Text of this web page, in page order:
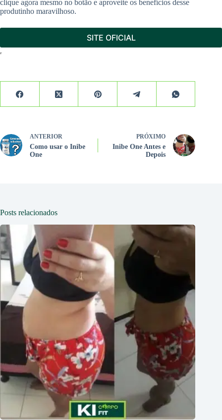
clique agora mesmo no botão e aproveite os benefícios desse
produtinho maravilhoso.
SITE OFICIAL
ANTERIOR
Como usar o Inibe
One
PRÓXIMO
Inibe One Antes e
Depois
Posts relacionados